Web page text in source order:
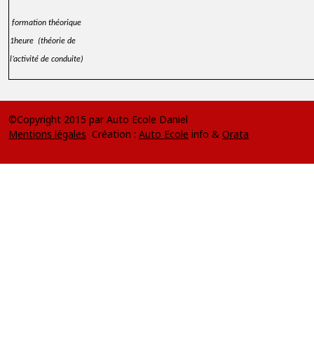
formation théorique
1heure (théorie de
l’activité de conduite)
©Copyright 2015 par Auto Ecole Daniel
Mentions légales Création : Auto Ecole info & Orata